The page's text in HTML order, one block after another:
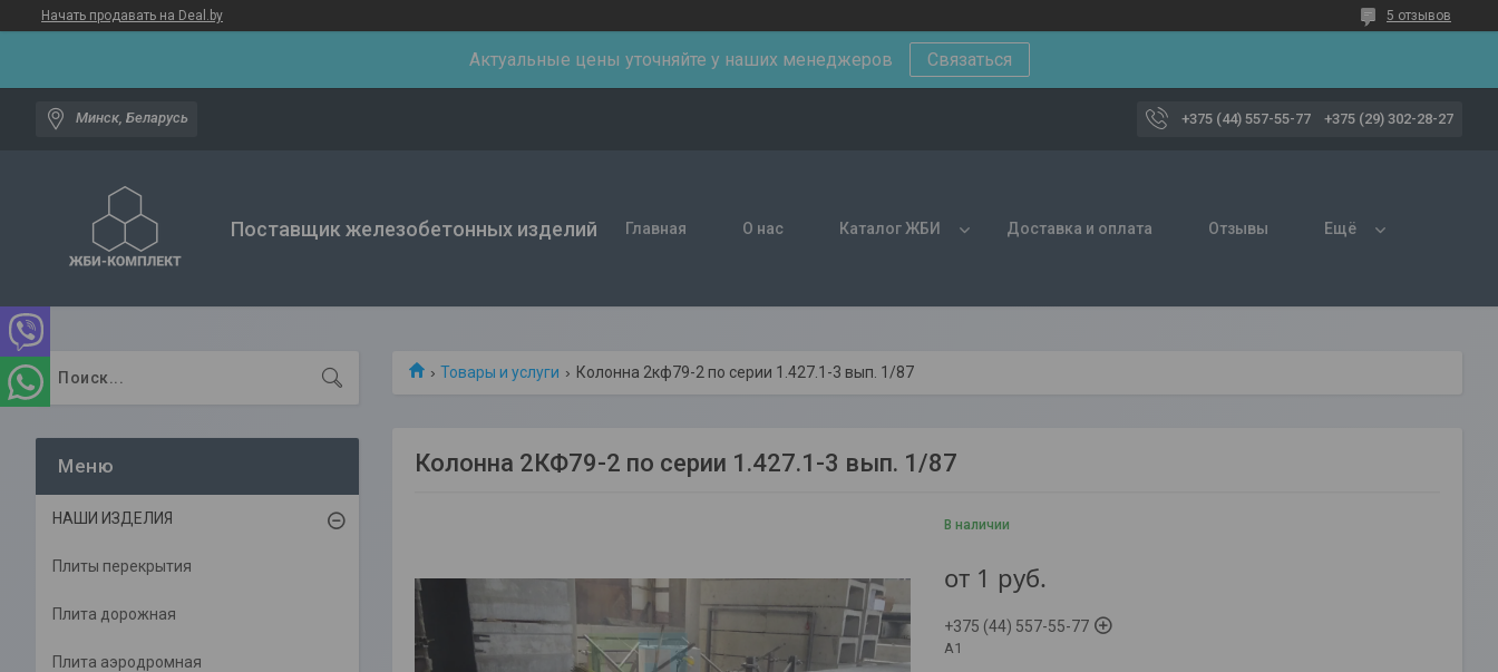
Начать продавать на Deal.by 5 отзывов
Актуальные цены уточняйте у наших менеджеров Связаться
Минск, Беларусь +375 (44) 557-55-77 +375 (29) 302-28-27
Поставщик железобетонных изделий Главная О нас Каталог ЖБИ Доставка и оплата Отзывы Ещё
Товары и услуги Колонна 2кф79-2 по серии 1.427.1-3 вып. 1/87
Колонна 2КФ79-2 по серии 1.427.1-3 вып. 1/87
В наличии
от 1 руб.
+375 (44) 557-55-77
А1
НАШИ ИЗДЕЛИЯ
Плиты перекрытия
Плита дорожная
Плита аэродромная